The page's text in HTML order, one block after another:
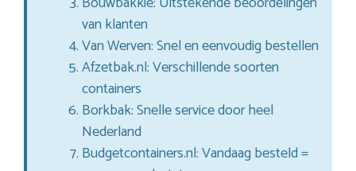
van klanten
Van Werven: Snel en eenvoudig bestellen
Afzetbak.nl: Verschillende soorten
containers
Borkbak: Snelle service door heel
Nederland
Budgetcontainers.nl: Vandaag besteld =